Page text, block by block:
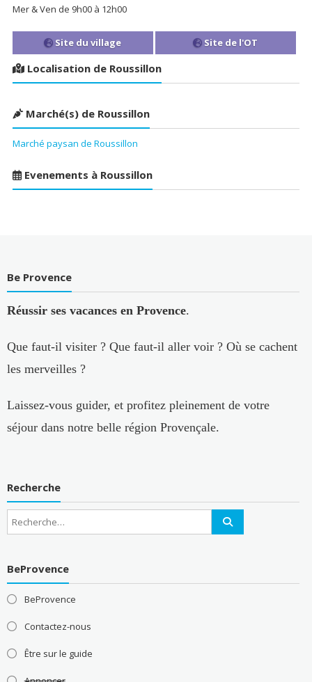
Mer & Ven de 9h00 à 12h00
Site du village Site de l'OT
Localisation de Roussillon
Marché(s) de Roussillon
Marché paysan de Roussillon
Evenements à Roussillon
Be Provence
Réussir ses vacances en Provence.
Que faut-il visiter ? Que faut-il aller voir ? Où se cachent
les merveilles ?
Laissez-vous guider, et profitez pleinement de votre
séjour dans notre belle région Provençale.
Recherche
BeProvence
BeProvence
Contactez-nous
Être sur le guide